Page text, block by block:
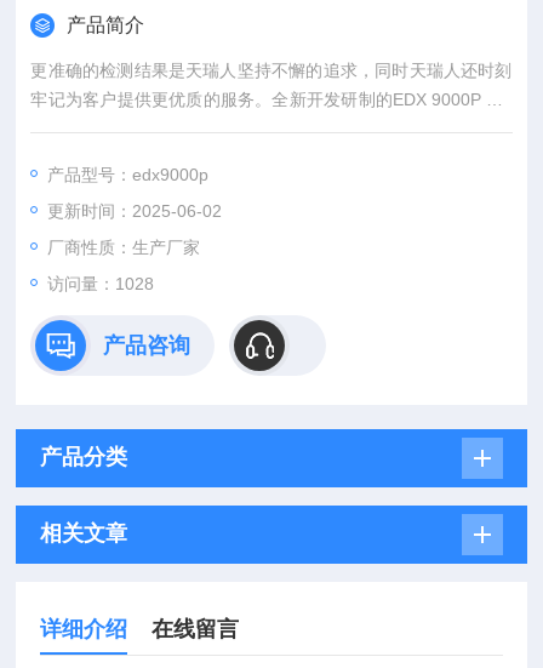
产品简介
更准确的检测结果是天瑞人坚持不懈的追求，同时天瑞人还时刻
牢记为客户提供更优质的服务。全新开发研制的EDX 9000P RO
HS荧光仪正是秉承了这一理念。它不仅继承了天瑞仪器EDX系列
好的极速探测器技术（X-SDD）可将测试时间降低到1秒。
产品型号：edx9000p
更新时间：2025-06-02
厂商性质：生产厂家
访问量：1028
产品咨询
产品分类
相关文章
详细介绍 在线留言